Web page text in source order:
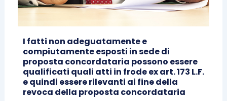
I fatti non adeguatamente e
compiutamente esposti in sede di
proposta concordataria possono essere
qualificati quali atti in frode ex art. 173 L.F.
e quindi essere rilevanti ai fine della
revoca della proposta concordataria